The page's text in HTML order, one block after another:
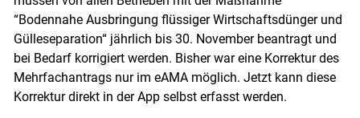
“Bodennahe Ausbringung flüssiger Wirtschaftsdünger und
Gülleseparation“ jährlich bis 30. November beantragt und
bei Bedarf korrigiert werden. Bisher war eine Korrektur des
Mehrfachantrags nur im eAMA möglich. Jetzt kann diese
Korrektur direkt in der App selbst erfasst werden.